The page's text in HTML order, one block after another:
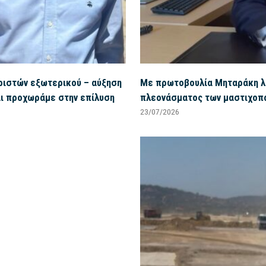
εξωτερικού – αύξηση
προχωράμε στην επίλυση
Με πρωτοβουλία Μηταράκη
πλεονάσματος των
23/07/2026